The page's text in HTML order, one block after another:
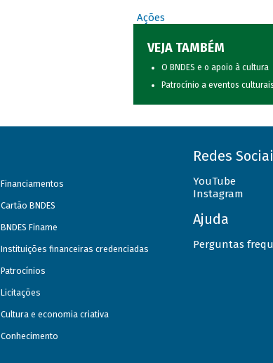
Ações
VEJA TAMBÉM
O BNDES e o apoio à cultura
Patrocínio a eventos culturais
Financiamentos
Cartão BNDES
BNDES Finame
Instituições financeiras credenciadas
Patrocínios
Licitações
Cultura e economia criativa
Conhecimento
Redes
YouTube
Instagram
Ajuda
Perguntas